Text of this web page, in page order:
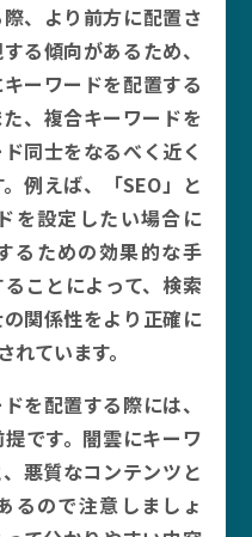
、より前方に配置さ
る傾向があるため、
ーワードを配置する
、複合キーワードを
同士をなるべく近く
例えば、「SEO」と
を設定したい場合に
るための効果的な手
ことによって、検索
関係性をより正確に
ています。
を配置する際には、
です。闇雲にキーワ
悪質なコンテンツと
るので注意しましょ